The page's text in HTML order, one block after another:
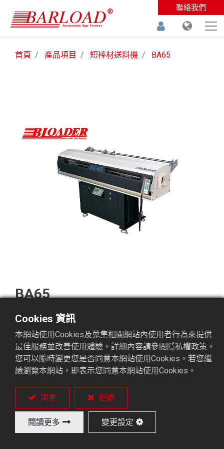
聯絡我們
首頁 產品項目 短棒材送料機 BA65
BA65
可提昇CNC車床加工中，工件速度與精密度，無
震動問題。
黑皮材料，可適用。
BA-65送料機佔地空間小。
移動式手控盒，方便操作，符合人體工學。
線性滑軌推料，車床夾頭開時，使材料送達檔料
塊時，輕而順暢。
下料、調整機構，簡易方便。
Cookies 資訊
本網站使用Cookies及蒐集相關網站內使用者行為來提供
最佳服務並改善使用體驗。詳細內容請參閱隱私權政策。
您可以隨時變更您是否同意本網站使用Cookies。若您繼
續瀏覽本網站，即表示您同意本網站使用Cookies。
同意 拒絕
閱讀更多 變更設定